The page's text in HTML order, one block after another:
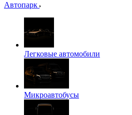
Автопарк
Легковые автомобили
Микроавтобусы